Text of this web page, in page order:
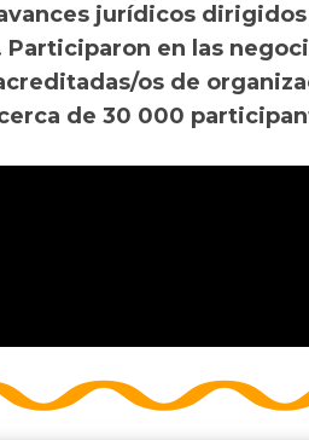
jurídicos
en las
os de
de 30 000